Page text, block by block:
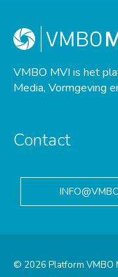
VMBO MVI is het
Media, Vormgeving
Contact
© 2026 Platform VMBO